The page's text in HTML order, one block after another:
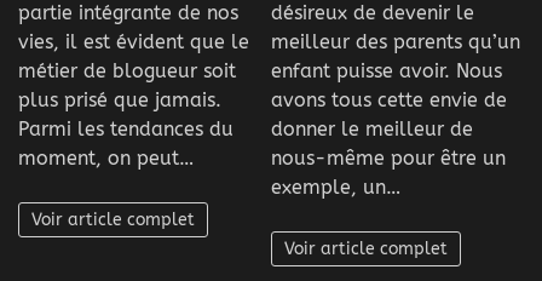
partie intégrante de nos
vies, il est évident que le
métier de blogueur soit
plus prisé que jamais.
Parmi les tendances du
moment, on peut…
Voir article complet
désireux de devenir le
meilleur des parents qu’un
enfant puisse avoir. Nous
avons tous cette envie de
donner le meilleur de
nous-même pour être un
exemple, un…
Voir article complet